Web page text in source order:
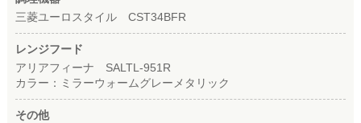
三菱ユーロスタイル CST34BFR
レンジフード
アリアフィーナ SALTL-951R
カラー：ミラーウォームグレーメタリック
その他